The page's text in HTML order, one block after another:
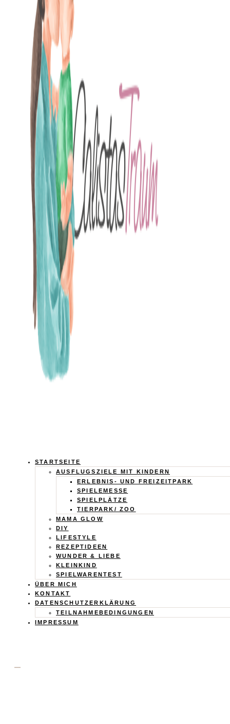
Calistas
Traum
STARTSEITE
AUSFLUGSZIELE MIT KINDERN
ERLEBNIS- UND FREIZEITPARK
SPIELEMESSE
SPIELPLÄTZE
TIERPARK/ ZOO
MAMA GLOW
DIY
LIFESTYLE
REZEPTIDEEN
WUNDER & LIEBE
KLEINKIND
SPIELWARENTEST
ÜBER MICH
KONTAKT
DATENSCHUTZERKLÄRUNG
TEILNAHMEBEDINGUNGEN
IMPRESSUM